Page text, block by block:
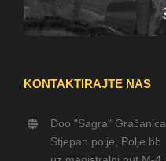
KONTAKTIRAJTE NAS
Doo "Sagra" Gračanica
Stjepan polje, Polje bb